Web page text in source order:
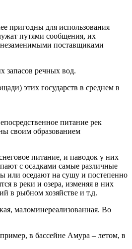
пригодны для использования
путями сообщения, их
незаменимыми поставщиками
запасов речных вод.
этих государств в среднем в
питание рек
своим образованием
питание, и паводок у них
с осадками самые различные
или оседают на сушу и постепенно
в реки и озера, изменяя в них
в рыбном хозяйстве и т.д.
маломинереализованная. Во
в бассейне Амура – летом, в